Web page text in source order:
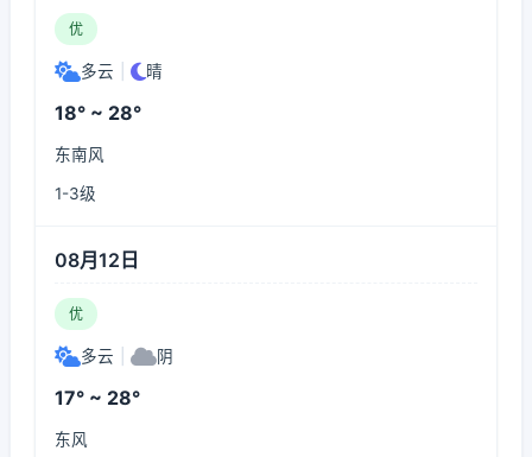
优
多云 晴
18° ~ 28°
东南风
1-3级
08月12日
优
多云 阴
17° ~ 28°
东风